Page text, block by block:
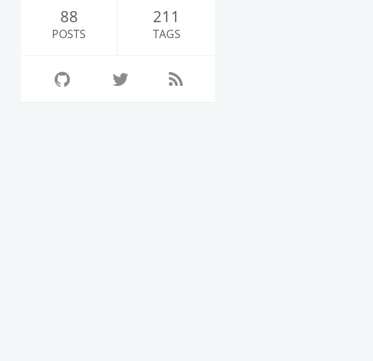
88
POSTS
211
TAGS